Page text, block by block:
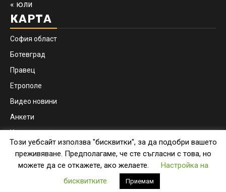
« юли
КАРТА
София област
Ботевград
Правец
Етрополе
Видео новини
Анкети
Контакти
Copyright © botevgrad.news | New Media Info Ltd
Newsphere by AF themes.
Този уебсайт използва "бисквитки", за да подобри вашето
преживяване. Предполагаме, че сте съгласни с това, но
можете да се откажете, ако желаете.
Настройка на
бисквитките
Приемам